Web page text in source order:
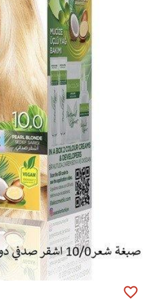
favorite_border